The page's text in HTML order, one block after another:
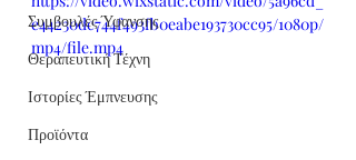
Συμβουλές Ύφανσης
Θεραπευτική Τέχνη
Ιστορίες Έμπνευσης
Προϊόντα
e44230dc744f493fb0eabe193730cc95/1080p/
mp4/file.mp4